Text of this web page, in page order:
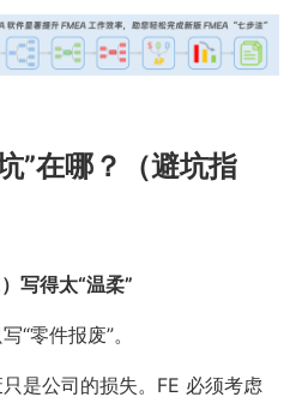
”在哪？（避坑指
写得太“温柔”
“零件报废”。
是公司的损失。FE 必须考虑